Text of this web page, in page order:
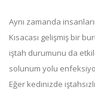
Aynı zamanda
Kısacası gelişmiş bir
iştah durumunu da
solunum yolu
Eğer kedinizde